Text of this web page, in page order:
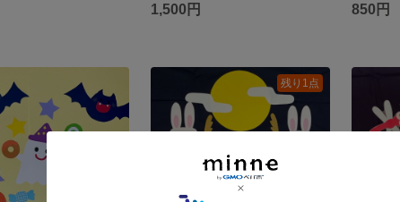
1,500円 850円
残り1点